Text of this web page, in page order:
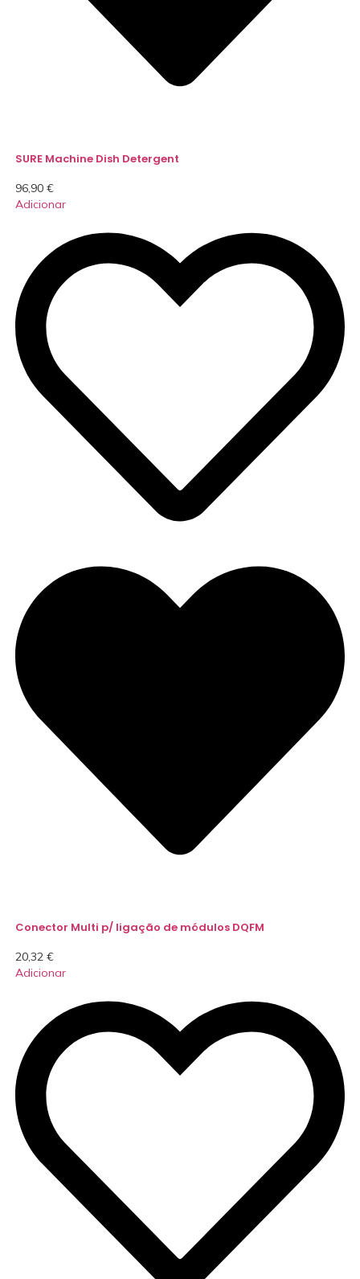
SURE Machine Dish Detergent
96,90 €
Adicionar
Conector Multi p/ ligação de módulos DQFM
20,32 €
Adicionar